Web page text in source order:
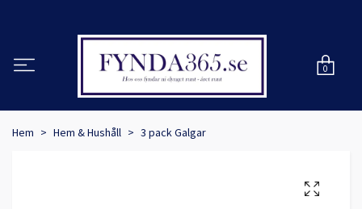
0
Hem Hem & Hushåll 3 pack Galgar